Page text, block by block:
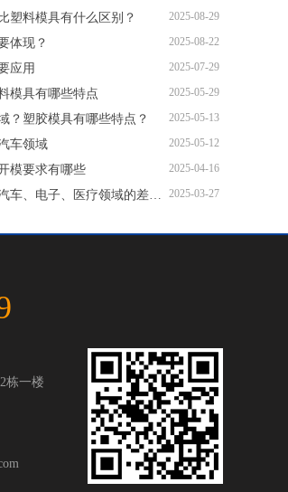
2025-08-29
塑料模具有什么区别？
2025-08-22
体现？
2025-07-29
应用
2025-05-29
模具有哪些特点
2025-05-13
？塑胶模具有哪些特点？
2025-05-12
车领域
2025-04-16
模要求有哪些
2025-03-27
塑胶模具开模行业应用指南：汽车、电子、医疗领域的差异化流程
栋一楼